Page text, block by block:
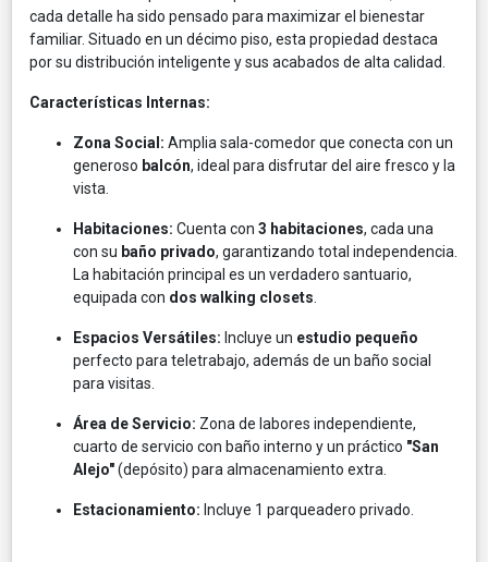
cada detalle ha sido pensado para maximizar el bienestar
familiar. Situado en un décimo piso, esta propiedad destaca
por su distribución inteligente y sus acabados de alta calidad.
Características Internas:
Zona Social: Amplia sala-comedor que conecta con un
generoso balcón, ideal para disfrutar del aire fresco y la
vista.
Habitaciones: Cuenta con 3 habitaciones, cada una
con su baño privado, garantizando total independencia.
La habitación principal es un verdadero santuario,
equipada con dos walking closets
Espacios Versátiles: Incluye un estudio pequeño
perfecto para teletrabajo, además de un baño social
para visitas.
Área de Servicio: Zona de labores independiente,
cuarto de servicio con baño interno y un práctico "San
Alejo"(depósito) para almacenamiento extra.
Estacionamiento: Incluye 1 parqueadero privado.